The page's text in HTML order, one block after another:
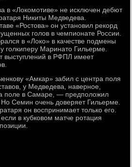
в «Локомотиве» не исключен дебют
Никиты Медведева.
«Ростова» он установил рекорд
голов в чемпионате России.
в «Локо» в качестве подмены
голкиперу Маринато Гильерме.
выступлений в РФПЛ имеет
«Амкар» забил с центра поля
у Медведева, наверное,
поле в Самаре, — предположил
Семин очень доверяет Гильерме.
он воспринимает только его.
в кубковом матче ротация